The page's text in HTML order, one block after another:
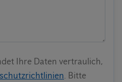
Ihre Daten vertraulich,
. Bitte